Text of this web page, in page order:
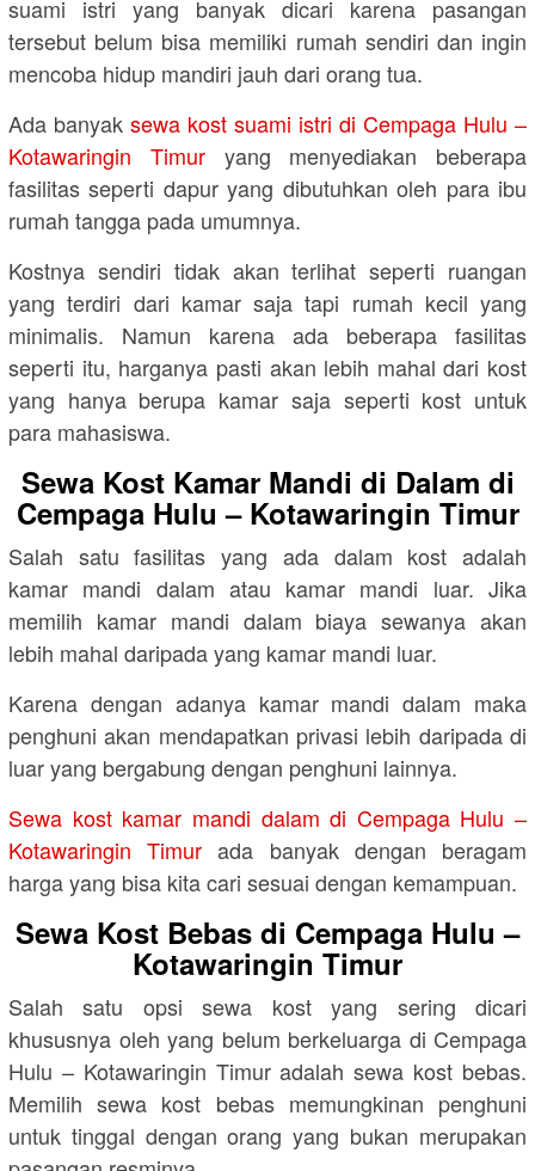
suami istri yang banyak dicari karena pasangan
tersebut belum bisa memiliki rumah sendiri dan ingin
mencoba hidup mandiri jauh dari orang tua.
Ada banyak sewa kost suami istri di Cempaga Hulu –
Kotawaringin Timuryang menyediakan beberapa
fasilitas seperti dapur yang dibutuhkan oleh para ibu
rumah tangga pada umumnya.
Kostnya sendiri tidak akan terlihat seperti ruangan
yang terdiri dari kamar saja tapi rumah kecil yang
minimalis. Namun karena ada beberapa fasilitas
seperti itu, harganya pasti akan lebih mahal dari kost
yang hanya berupa kamar saja seperti kost untuk
para mahasiswa.
Sewa Kost Kamar Mandi di Dalam di
Cempaga Hulu – Kotawaringin Timur
Salah satu fasilitas yang ada dalam kost adalah
kamar mandi dalam atau kamar mandi luar. Jika
memilih kamar mandi dalam biaya sewanya akan
lebih mahal daripada yang kamar mandi luar.
Karena dengan adanya kamar mandi dalam maka
penghuni akan mendapatkan privasi lebih daripada di
luar yang bergabung dengan penghuni lainnya.
Sewa kost kamar mandi dalam di Cempaga Hulu –
Kotawaringin Timur ada banyak dengan beragam
harga yang bisa kita cari sesuai dengan kemampuan.
Sewa Kost Bebas di Cempaga Hulu –
Kotawaringin Timur
Salah satu opsi sewa kost yang sering dicari
khususnya oleh yang belum berkeluarga di Cempaga
Hulu – Kotawaringin Timur adalah sewa kost bebas.
Memilih sewa kost bebas memungkinan penghuni
untuk tinggal dengan orang yang bukan merupakan